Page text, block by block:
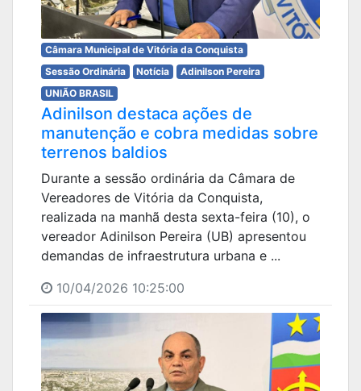
Câmara Municipal de Vitória da Conquista
Sessão Ordinária
Notícia
Adinilson Pereira
UNIÃO BRASIL
Adinilson destaca ações de
manutenção e cobra medidas sobre
terrenos baldios
Durante a sessão ordinária da Câmara de
Vereadores de Vitória da Conquista,
realizada na manhã desta sexta-feira (10), o
vereador Adinilson Pereira (UB) apresentou
demandas de infraestrutura urbana e ...
10/04/2026 10:25:00